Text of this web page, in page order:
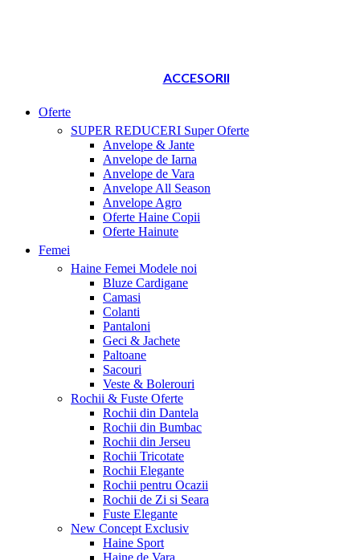
ACCESORII
Oferte
SUPER REDUCERI Super Oferte
Anvelope & Jante
Anvelope de Iarna
Anvelope de Vara
Anvelope All Season
Anvelope Agro
Oferte Haine Copii
Oferte Hainute
Femei
Haine Femei Modele noi
Bluze Cardigane
Camasi
Colanti
Pantaloni
Geci & Jachete
Paltoane
Sacouri
Veste & Bolerouri
Rochii & Fuste Oferte
Rochii din Dantela
Rochii din Bumbac
Rochii din Jerseu
Rochii Tricotate
Rochii Elegante
Rochii pentru Ocazii
Rochii de Zi si Seara
Fuste Elegante
New Concept Exclusiv
Haine Sport
Haine de Vara